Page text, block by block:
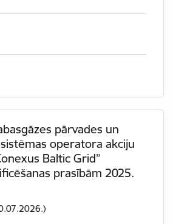
pārvades un
operatora akciju
Baltic Grid”
prasībām 2025.